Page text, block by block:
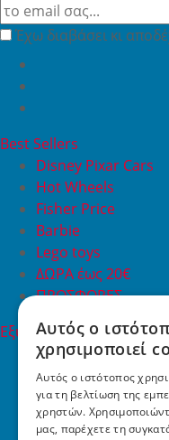
Έχω διαβάσει κι
Best Sellers
Disney Pixar Cars
Hot Wheels
Fisher Price
Barbie
Lego toys
ΔΩΡΑ έως 20€
ΠΡΟΣΦΟΡΕΣ
Εξυπηρέτηση Πελατών
Εξυπηρέτηση
Συχνές ερωτήσεις
Όροι χρήσης
Τρόποι Πληρωμής
Αυτός ο
χρησιμοποιεί
Αυτός ο ιστότοπος
για τη βελτίωση της
χρηστών.
μας, παρέχετε τη